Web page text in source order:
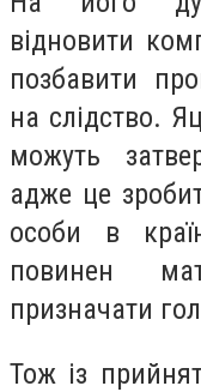
відновити
позбавити
на слідство.
можуть
адже це
особи в
повинен
призначати
Тож із